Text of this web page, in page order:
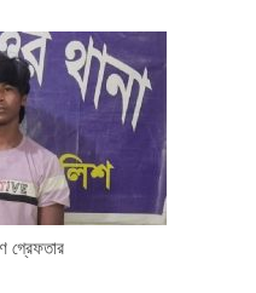
গ্রেফতার